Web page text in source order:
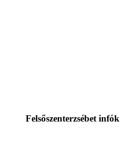
Felsőszenterzsébet infók